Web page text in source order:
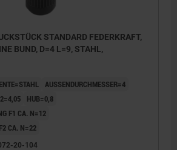
STANDARD FEDERKRAFT,
BUND, D=4 L=9, STAHL,
AUSSENDURCHMESSER=4
HUB=0,8
F1 CA. N=12
CA. N=22
20-104